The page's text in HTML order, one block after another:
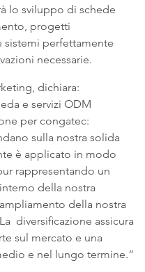
lo sviluppo di schede
progetti
sistemi perfettamente
necessarie.
dichiara:
e servizi ODM
per congatec:
sulla nostra solida
è applicato in modo
rappresentando un
della nostra
della nostra
diversificazione assicura
sul mercato e una
e nel lungo termine.”